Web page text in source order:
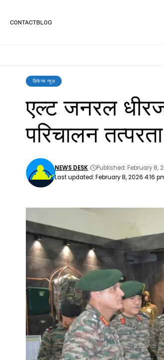
CONTACTBLOG
डिफेन्स न्यूज़
एल्ट जनरल धीरज
परिचालन
Last updated: February 8, 2026 4:16
NEWS DESK Published: February 8,